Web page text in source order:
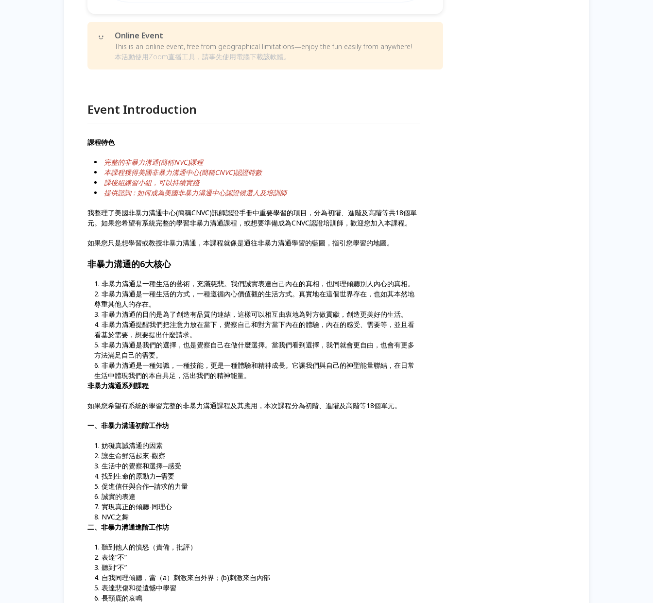
Online Event
This is an online event, free from geographical limitations—enjoy the fun easily from anywhere!
本活動使用Zoom直播工具，請事先使用電腦下載該軟體。
Event Introduction
課程特色
完整的非暴力溝通(簡稱NVC)課程
本課程獲得美國非暴力溝通中心(簡稱CNVC)認證時數
課後組練習小組，可以持續實踐
提供諮詢 : 如何成為美國非暴力溝通中心認證候選人及培訓師
我整理了美國非暴力溝通中心(簡稱CNVC)訊師認證手冊中重要學習的項目，分為初階、進階及高階等共18個單
元。如果您希望有系統完整的學習非暴力溝通課程，或想要準備成為CNVC認證培訓師，歡迎您加入本課程。
如果您只是想學習或教授非暴力溝通，本課程就像是通往非暴力溝通學習的藍圖，指引您學習的地圖。
非暴力溝通的6大核心
非暴力溝通是一種生活的藝術，充滿慈悲。我們誠實表達自己內在的真相，也同理傾聽別人內心的真相。
非暴力溝通是一種生活的方式，一種遵循內心價值觀的生活方式。真實地在這個世界存在，也如其本然地
尊重其他人的存在。
非暴力溝通的目的是為了創造有品質的連結，這樣可以相互由衷地為對方做貢獻，創造更美好的生活。
非暴力溝通提醒我們把注意力放在當下，覺察自己和對方當下內在的體驗，內在的感受、需要等，並且看
看基於需要，想要提出什麼請求。
非暴力溝通是我們的選擇，也是覺察自己在做什麼選擇。當我們看到選擇，我們就會更自由，也會有更多
方法滿足自己的需要。
非暴力溝通是一種知識，一種技能，更是一種體驗和精神成長。它讓我們與自己的神聖能量聯結，在日常
生活中體現我們的本自具足，活出我們的精神能量。
非暴力溝通系列課程
如果您希望有系統的學習完整的非暴力溝通課程及其應用，本次課程分為初階、進階及高階等18個單元。
一、非暴力溝通初階工作坊
妨礙真誠溝通的因素
讓生命鮮活起來-觀察
生活中的覺察和選擇─感受
找到生命的原動力─需要
促進信任與合作─請求的力量
誠實的表達
實現真正的傾聽-同理心
NVC之舞
二、非暴力溝通進階工作坊
聽到他人的憤怒（責備，批評）
表達“不”
聽到“不”
自我同理傾聽，當（a）刺激來自外界；(b)刺激來自內部
表達悲傷和從遺憾中學習
長頸鹿的哀鳴